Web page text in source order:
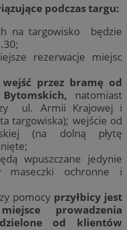
podczas targu:
na targowisko będzie
rezerwacje miejsc
wejść przez bramę od
natomiast
ul. Armii Krajowej i
targowiska); wejście od
(na dolną płytę
wpuszczane jedynie
maseczki ochronne i
pomocy przyłbicy jest
prowadzenia
od klientów